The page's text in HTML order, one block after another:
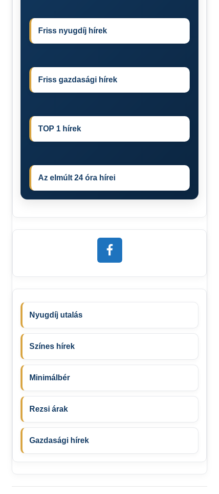
Friss nyugdíj hírek
Friss gazdasági hírek
TOP 1 hírek
Az elmúlt 24 óra hírei
Nyugdíj utalás
Színes hírek
Minimálbér
Rezsi árak
Gazdasági hírek